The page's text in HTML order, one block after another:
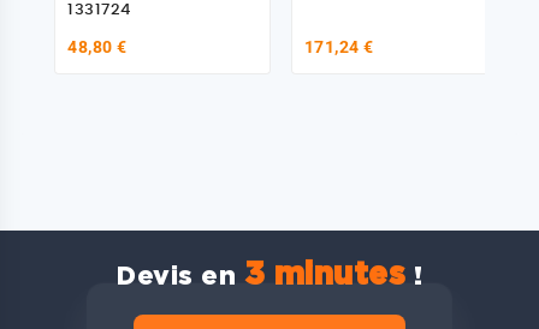
1331724
48,80 € 171,24 €
Devis en 3 minutes !